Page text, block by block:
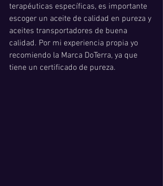
terapéuticas específicas, es importante
escoger un aceite de calidad en pureza y
aceites transportadores de buena
calidad. Por mi experiencia propia yo
recomiendo la Marca DoTerra, ya que
tiene un certificado de pureza.